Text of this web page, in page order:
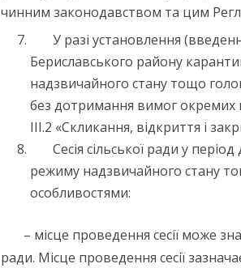
чинним законодавством та цим
У разі установлення
Бериславського району
надзвичайного стану тощо
без дотримання вимог окремих
ІІІ.2 «Скликання, відкриття і
Сесія сільської ради у
режиму надзвичайного стану
особливостями:
– місце проведення сесії може
ради. Місце проведення сесії